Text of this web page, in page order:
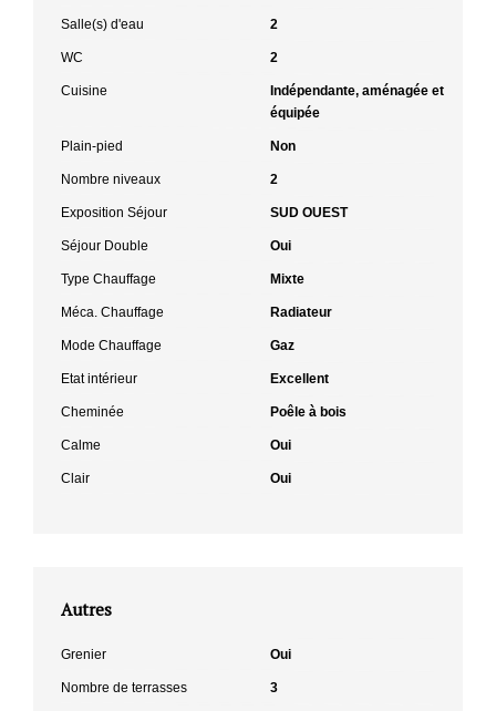
Salle(s) d'eau 2
WC 2
Cuisine
Indépendante, aménagée et
équipée
Plain-pied Non
Nombre niveaux 2
Exposition Séjour SUD OUEST
Séjour Double Oui
Type Chauffage Mixte
Méca. Chauffage Radiateur
Mode Chauffage Gaz
Etat intérieur Excellent
Cheminée Poêle à bois
Calme Oui
Clair Oui
Autres
Grenier Oui
Nombre de terrasses 3